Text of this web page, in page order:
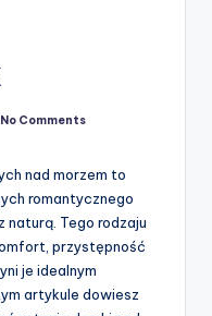
No Comments
nad morzem to
romantycznego
naturą. Tego rodzaju
przystępność
je idealnym
artykule dowiesz